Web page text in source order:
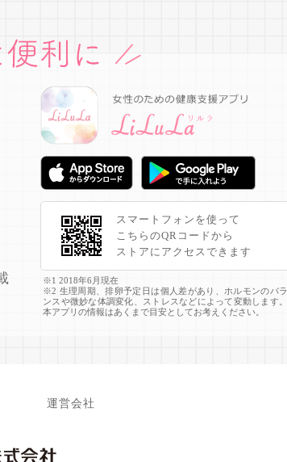
スマートフォンを使って
こちらのQRコードから
ストアにアクセスできます
※1 2018年6月現在
※2 生理周期、排卵予定日は個人差があり、ホルモンのバラ
ンスや微妙な体調変化、ストレスなどによって変動します。
本アプリの情報はあくまで目安としてお考えください。
運営会社